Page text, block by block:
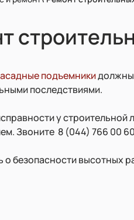
подъемникидолжны
последствиями.
у
Звоните 8 (044) 766 00
о безопасности высотных